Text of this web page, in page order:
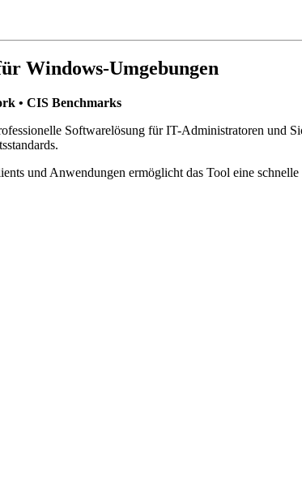
Windows-Umgebungen
• CIS Benchmarks
Softwarelösung für IT-Administratoren und
und Anwendungen ermöglicht das Tool eine